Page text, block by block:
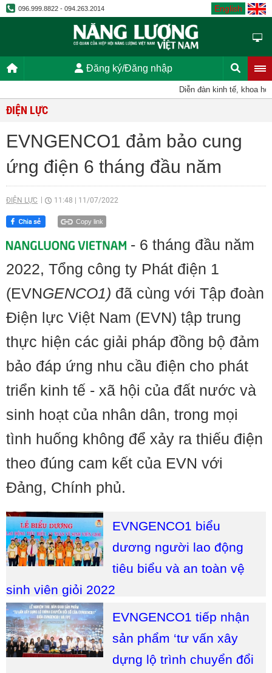
096.999.8822 - 094.263.2014 English
Đăng ký/Đăng nhập
Diễn đàn kinh tế, khoa
ĐIỆN LỰC
EVNGENCO1 đảm bảo cung
ứng điện 6 tháng đầu năm
ĐIỆN LỰC 11:48 11/07/2022
Copy link
- 6 tháng đầu năm
2022, Tổng công ty Phát điện 1
(EVNGENCO1) đã cùng với Tập đoàn
Điện lực Việt Nam (EVN) tập trung
thực hiện các giải pháp đồng bộ đảm
bảo đáp ứng nhu cầu điện cho phát
triển kinh tế - xã hội của đất nước và
sinh hoạt của nhân dân, trong mọi
tình huống không để xảy ra thiếu điện
theo đúng cam kết của EVN với
Đảng, Chính phủ.
EVNGENCO1 biểu
dương người lao động
tiêu biểu và an toàn vệ
sinh viên giỏi 2022
EVNGENCO1 tiếp nhận
sản phẩm ‘tư vấn xây
dựng lộ trình chuyển đổi